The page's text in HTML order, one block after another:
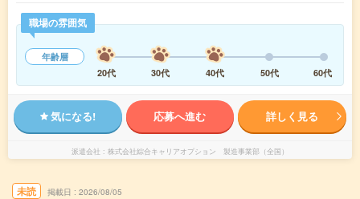
職場の雰囲気
年齢層
20代
30代 40代 50代 60代
気になる! 応募へ進む 詳しく見る
派遣会社 株式会社綜合キャリアオプション 製造事業部（全国）
未読 掲載日 2026/08/05